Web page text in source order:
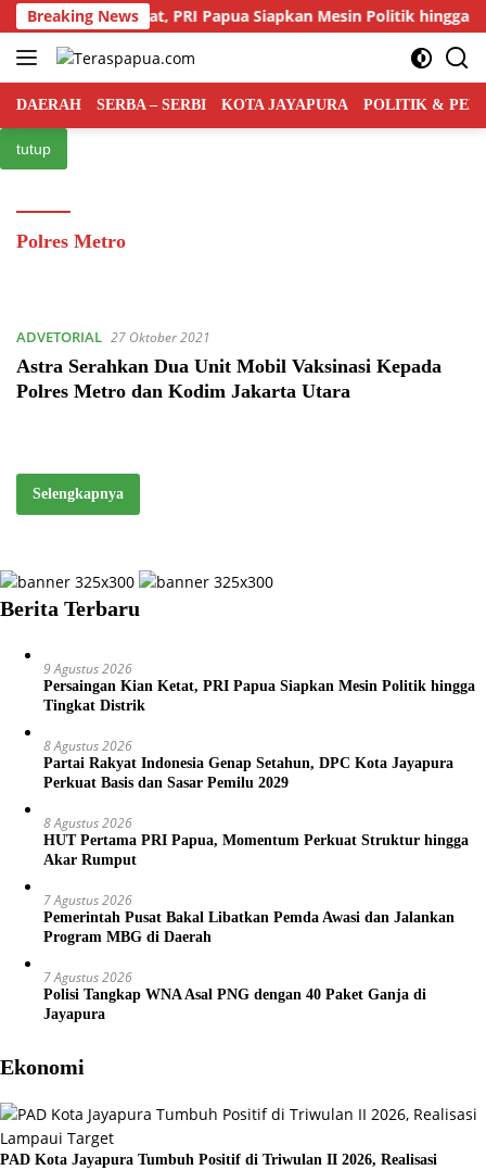
Langsung
ke
konten
Breaking News
Kian Ketat, PRI Papua Siapkan Mesin Politik hingga
DAERAH SERBA – SERBI KOTA JAYAPURA POLITIK &
tutup
Polres Metro
ADVETORIAL 27 Oktober 2021
Astra Serahkan Dua Unit Mobil Vaksinasi Kepada
Polres Metro dan Kodim Jakarta Utara
Selengkapnya
Berita Terbaru
9 Agustus 2026
Persaingan Kian Ketat, PRI Papua Siapkan Mesin Politik hingga
Tingkat Distrik
8 Agustus 2026
Partai Rakyat Indonesia Genap Setahun, DPC Kota Jayapura
Perkuat Basis dan Sasar Pemilu 2029
8 Agustus 2026
HUT Pertama PRI Papua, Momentum Perkuat Struktur hingga
Akar Rumput
7 Agustus 2026
Pemerintah Pusat Bakal Libatkan Pemda Awasi dan Jalankan
Program MBG di Daerah
7 Agustus 2026
Polisi Tangkap WNA Asal PNG dengan 40 Paket Ganja di
Jayapura
Ekonomi
PAD Kota Jayapura Tumbuh Positif di Triwulan II 2026, Realisasi